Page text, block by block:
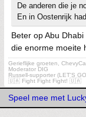
De anderen die je
En in Oostenrijk
Beter op Abu
die enorme moeite
Gerieflijke groeten,
Moderator DIG
Russell-supporter (LET'S
🇺🇦 Fight Fight Fight! 🇺🇦
Speel mee met